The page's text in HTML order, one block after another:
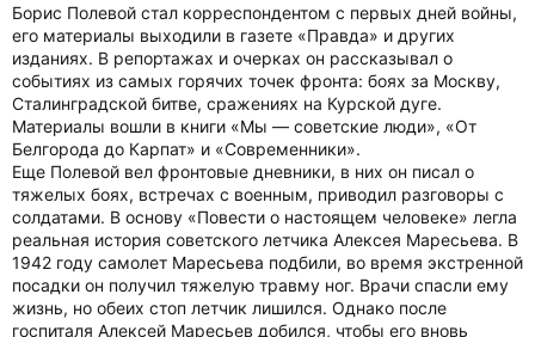
Борис Полевой стал корреспондентом с первых дней войны,
его материалы выходили в газете «Правда» и других
изданиях. В репортажах и очерках он рассказывал о
событиях из самых горячих точек фронта: боях за Москву,
Сталинградской битве, сражениях на Курской дуге.
Материалы вошли в книги «Мы — советские люди», «От
Белгорода до Карпат» и «Современники».
Еще Полевой вел фронтовые дневники, в них он писал о
тяжелых боях, встречах с военным, приводил разговоры с
солдатами. В основу «Повести о настоящем человеке» легла
реальная история советского летчика Алексея Маресьева. В
1942 году самолет Маресьева подбили, во время экстренной
посадки он получил тяжелую травму ног. Врачи спасли ему
жизнь, но обеих стоп летчик лишился. Однако после
госпиталя Алексей Маресьев добился, чтобы его вновь